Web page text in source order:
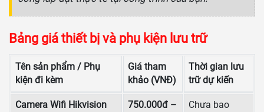
Bảng giá thiết bị và phụ kiện lưu trữ
Tên sản phẩm / Phụ
kiện đi kèm
Giá tham
khảo (VNĐ)
Thời gian lưu
trữ dự kiến
Camera Wifi Hikvision
750.000đ –
Chưa bao